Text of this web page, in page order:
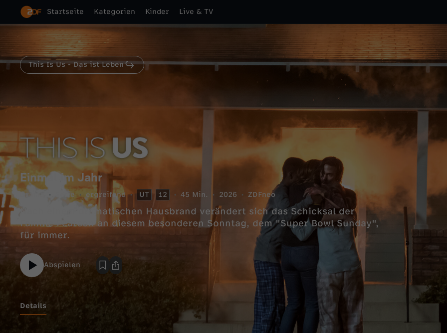
Startseite Kategorien Kinder Live & TV
This Is Us - Das ist Leben
Einmal im Jahr
Drama Serie ergreifend UT 12 45 Min. 2026 ZDFneo
Nach einem dramatischen Hausbrand verändert sich das Schicksal der
Familie Pearson an diesem besonderen Sonntag, dem "Super Bowl Sunday",
für immer.
Abspielen
Details